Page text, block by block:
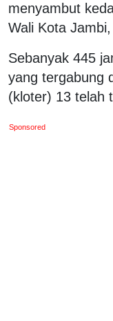
menyambut
Wali Kota
Sebanyak 445
yang tergabung
(kloter) 13 telah
Sponsored